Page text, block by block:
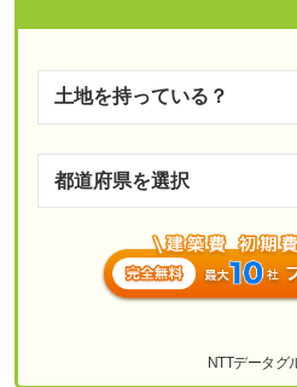
NTTデータグ